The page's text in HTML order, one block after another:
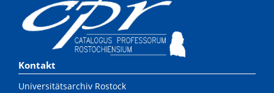
Kontakt
Universitätsarchiv Rostock